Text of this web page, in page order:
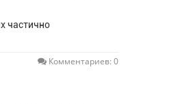
частично
Комментариев: 0